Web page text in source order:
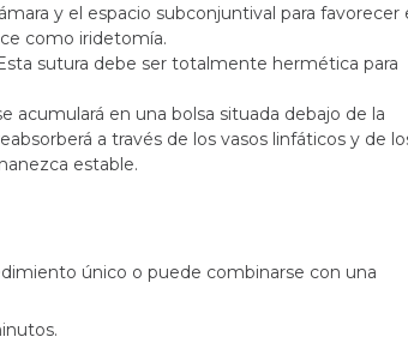
y el espacio subconjuntival para favorecer
como iridetomía.
sutura debe ser totalmente hermética para
acumulará en una bolsa situada debajo de la
a través de los vasos linfáticos y de
estable.
único o puede combinarse con una